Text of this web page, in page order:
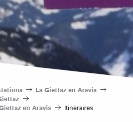
La Giettaz en Aravis
en Aravis
Itinéraires